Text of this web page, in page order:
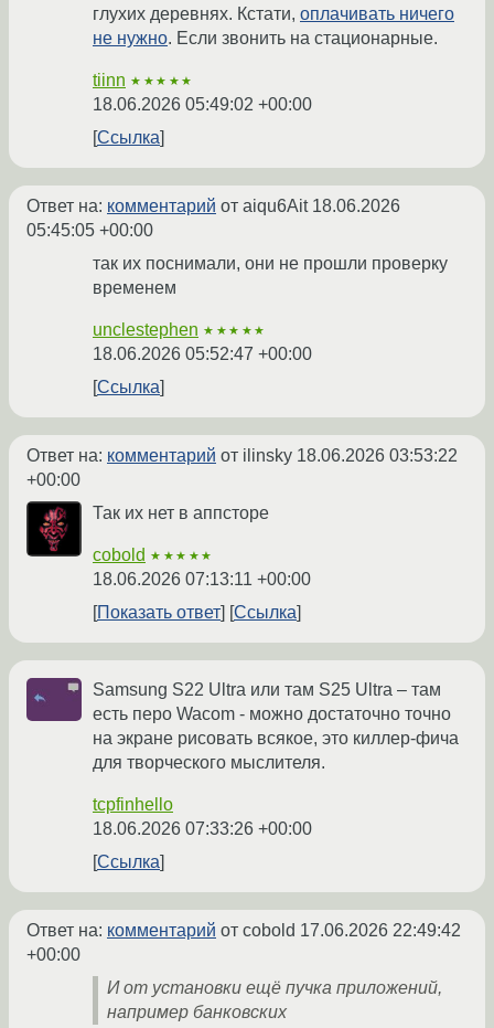
глухих деревнях. Кстати, оплачивать ничего
не нужно. Если звонить на стационарные.
tiinn ★★★★★
18.06.2026 05:49:02 +00:00
Ссылка
Ответ на: комментарий от aiqu6Ait 18.06.2026
05:45:05 +00:00
так их поснимали, они не прошли проверку
временем
unclestephen ★★★★★
18.06.2026 05:52:47 +00:00
Ссылка
Ответ на: комментарий от ilinsky 18.06.2026 03:53:22
+00:00
Так их нет в аппсторе
cobold ★★★★★
18.06.2026 07:13:11 +00:00
Показать ответ
Ссылка
Samsung S22 Ultra или там S25 Ultra – там
есть перо Wacom - можно достаточно точно
на экране рисовать всякое, это киллер-фича
для творческого мыслителя.
tcpfinhello
18.06.2026 07:33:26 +00:00
Ссылка
Ответ на: комментарий от cobold 17.06.2026 22:49:42
+00:00
И от установки ещё пучка приложений,
например банковских